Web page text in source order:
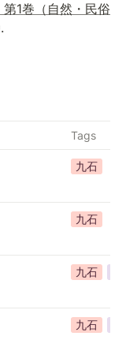
1巻（自然・民俗
Tags
九石
九石
九石
九石